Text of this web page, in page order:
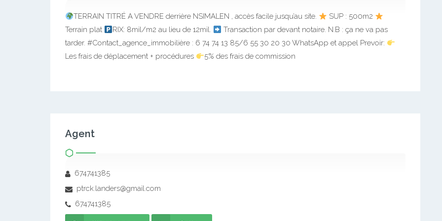
TERRAIN TITRÉ A VENDRE derrière NSIMALEN , accès facile jusqu’au site.
SUP : 500m2
Terrain plat
RIX: 8mil/m2 au lieu de 12mil.
Transaction par devant notaire. N.B : ça ne va pas
tarder. #Contact_agence_immobilière : 6 74 74 13 85/6 55 30 20 30 WhatsApp et appel Prevoir:
Les frais de déplacement + procédures
5% des frais de commission
Agent
674741385
ptrck.landers@gmail.com
674741385